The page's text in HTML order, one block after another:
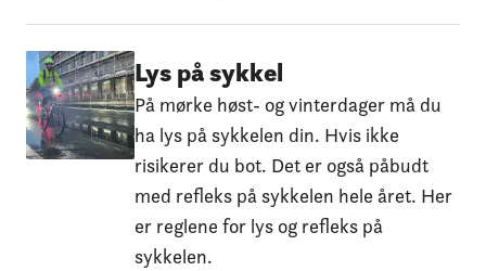
Lys på sykkel
På mørke høst- og vinterdager må du
ha lys på sykkelen din. Hvis ikke
risikerer du bot. Det er også påbudt
med refleks på sykkelen hele året. Her
er reglene for lys og refleks på
sykkelen.